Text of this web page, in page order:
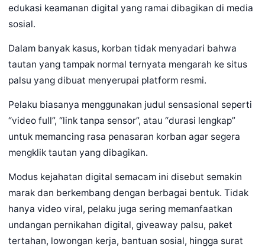
edukasi keamanan digital yang ramai dibagikan di media
sosial.
Dalam banyak kasus, korban tidak menyadari bahwa
tautan yang tampak normal ternyata mengarah ke situs
palsu yang dibuat menyerupai platform resmi.
Pelaku biasanya menggunakan judul sensasional seperti
“video full”, “link tanpa sensor”, atau “durasi lengkap”
untuk memancing rasa penasaran korban agar segera
mengklik tautan yang dibagikan.
Modus kejahatan digital semacam ini disebut semakin
marak dan berkembang dengan berbagai bentuk. Tidak
hanya video viral, pelaku juga sering memanfaatkan
undangan pernikahan digital, giveaway palsu, paket
tertahan, lowongan kerja, bantuan sosial, hingga surat